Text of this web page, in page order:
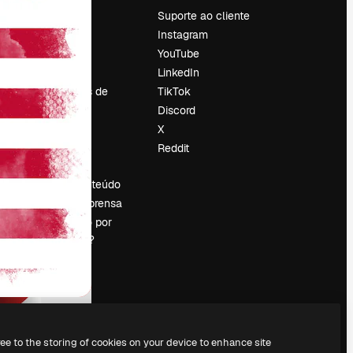
Sobre nós
Reviews
Tendências de
pesquisa
Eventos
Slidesgo
Vender conteúdo
Sala de imprensa
Procurando por
magnific.ai?
Suporte ao cliente
Instagram
YouTube
LinkedIn
TikTok
Discord
X
Reddit
to the storing of cookies on your device to enhance site